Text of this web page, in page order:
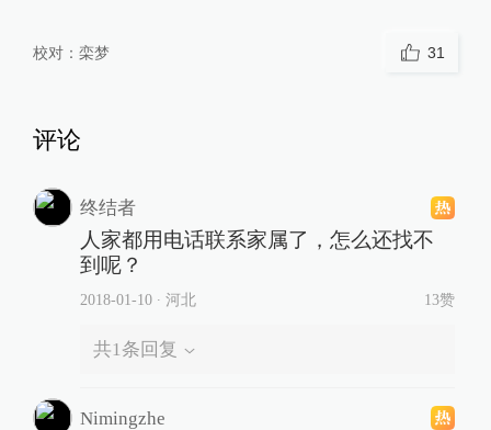
校对： 栾梦 31
评论
终结者
人家都用电话联系家属了，怎么还找不
到呢？
2018-01-10∙ 河北 13赞
共1 条回复
Nimingzhe